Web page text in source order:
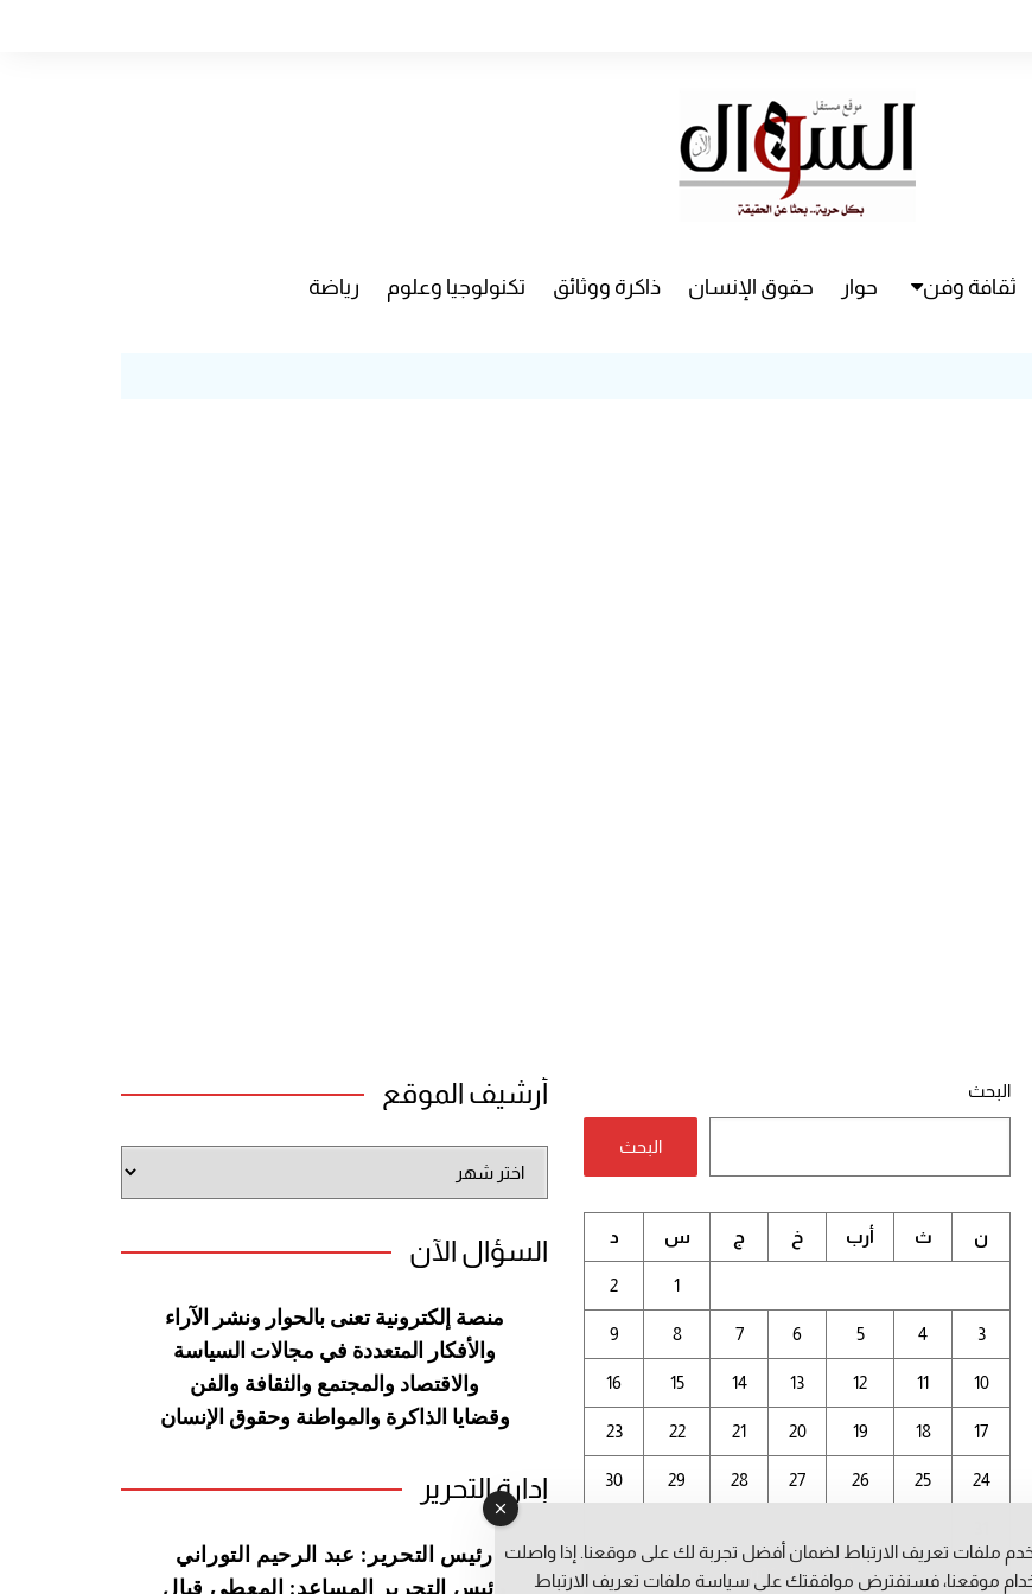
ثقافة وفن حوار حقوق الإنسان ذاكرة ووثائق تكنولوجيا وعلوم رياضة
البحث
البحث
أغسطس 2026
ن ث أرب خ ج س د
1
2
3
4
5
6
7
8
9
10
11
12
13
14
15
16
17
18
19
20
21
22
23
24
25
26
27
28
29
30
أرشيف الموقع
الموقع
السؤال الآن
منصة إلكترونية تعنى بالحوار ونشر
الآراء
والأفكار المتعددة في مجالات السياسة
والاقتصاد والمجتمع والثقافة والفن
وقضايا الذاكرة والمواطنة وحقوق الإنسان
إدارة التحرير
رئيس التحرير: عبد الرحيم التوراني
رئيس التحرير المساعد: المعطي قبال
ملفات تعريف الارتباط لضمان أفضل تجربة لك على موقعنا. إذا واصلت
موقعنا، فسنفترض موافقتك على سياسة ملفات تعريف الارتباط